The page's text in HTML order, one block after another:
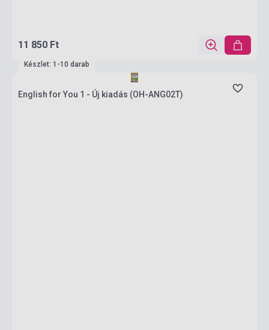
11 850 Ft
Készlet: 1-10 darab
English for You 1 - Új kiadás (OH-ANG02T)